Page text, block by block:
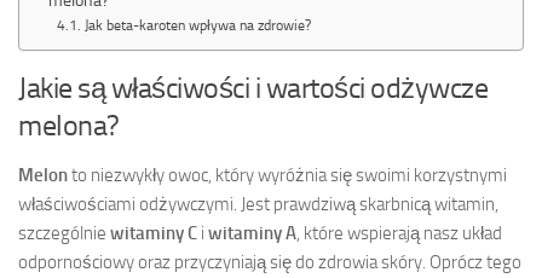
Jak beta-karoten wpływa na zdrowie?
Jakie są właściwości i wartości odżywcze
melona?
Melonto niezwykły owoc, który wyróżnia się swoimi korzystnymi
właściwościami odżywczymi. Jest prawdziwą skarbnicą witamin,
szczególnie witaminy C i witaminy A, które wspierają nasz układ
odpornościowy oraz przyczyniają się do zdrowia skóry. Oprócz tego